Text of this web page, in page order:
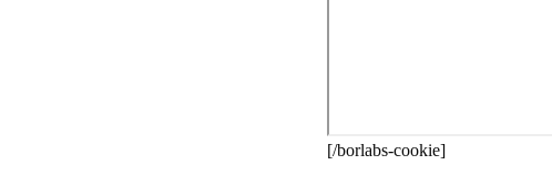
[/borlabs-cookie]